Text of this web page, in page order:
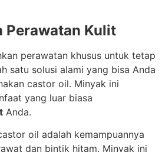
Perawatan Kulit
perawatan khusus untuk tetap
satu solusi alami yang bisa Anda
castor oil. Minyak ini
yang luar biasa
Anda.
oil adalah kemampuannya
dan bintik hitam. Minyak ini